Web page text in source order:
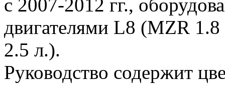
с 2007-2012 гг.,
двигателями L8 (MZR
2.5 л.).
Руководство содержит